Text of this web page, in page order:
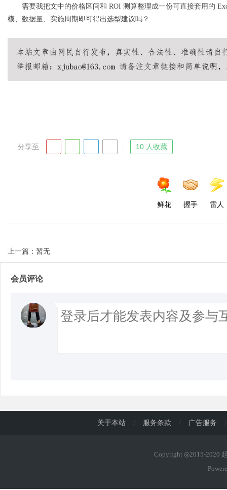
需要我把文中的价格区间和 ROI 测算整理成一份可直接套用的
模、数据量、实施周期即可得出选型建议吗？
分享至 : 10 人收藏
鲜花 握手 雷人
上一篇：暂无
会员评论
关于本站 / 服务条款 / 广告服务 /
Copyright ◎2015-2020